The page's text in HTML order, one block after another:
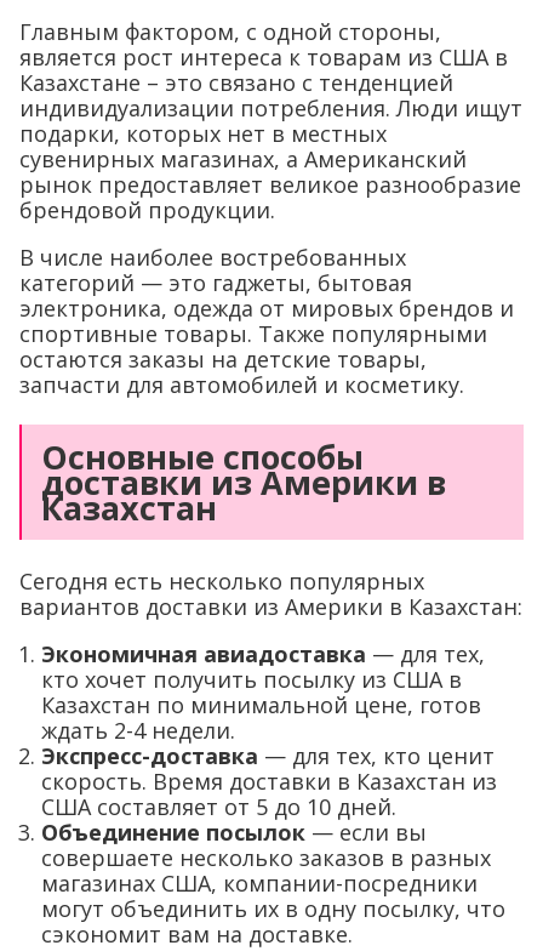
Главным фактором, с одной стороны,
является рост интереса к товарам из США в
Казахстане – это связано с тенденцией
индивидуализации потребления. Люди ищут
подарки, которых нет в местных
сувенирных магазинах, а Американский
рынок предоставляет великое разнообразие
брендовой продукции.
В числе наиболее востребованных
категорий — это гаджеты, бытовая
электроника, одежда от мировых брендов и
спортивные товары. Также популярными
остаются заказы на детские товары,
запчасти для автомобилей и косметику.
Основные способы
доставки из Америки в
Казахстан
Сегодня есть несколько популярных
вариантов доставки из Америки в Казахстан:
Экономичная авиадоставка — для тех,
кто хочет получить посылку из США в
Казахстан по минимальной цене, готов
ждать 2-4 недели.
Экспресс-доставка — для тех, кто ценит
скорость. Время доставки в Казахстан из
США составляет от 5 до 10 дней.
Объединение посылок — если вы
совершаете несколько заказов в разных
магазинах США, компании-посредники
могут объединить их в одну посылку, что
сэкономит вам на доставке.